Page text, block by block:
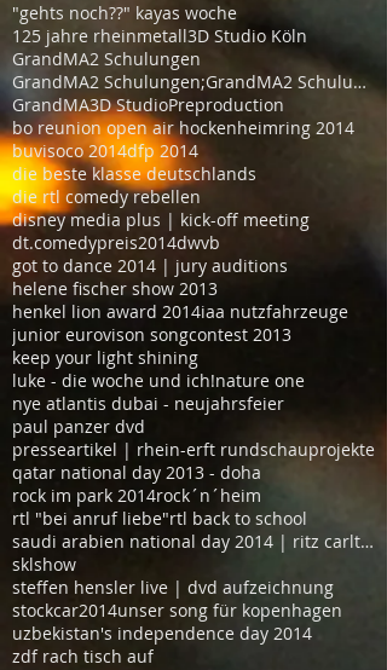
"gehts noch??" kayas woche
125 jahre rheinmetall3D Studio Köln
GrandMA2 Schulungen
GrandMA2 Schulungen;GrandMA2 Schulungen Köln
GrandMA3D StudioPreproduction
bo reunion open air hockenheimring 2014
buvisoco 2014dfp 2014
die beste klasse deutschlands
die rtl comedy rebellen
disney media plus | kick-off meeting
dt.comedypreis2014dwvb
got to dance 2014 | jury auditions
helene fischer show 2013
henkel lion award 2014iaa nutzfahrzeuge
junior eurovison songcontest 2013
keep your light shining
luke - die woche und ich!nature one
nye atlantis dubai - neujahrsfeier
paul panzer dvd
presseartikel | rhein-erft rundschauprojekte
qatar national day 2013 - doha
rock im park 2014rock´n´heim
rtl "bei anruf liebe"rtl back to school
saudi arabien national day 2014 | ritz carlton hot
sklshow
steffen hensler live | dvd aufzeichnung
stockcar2014unser song für kopenhagen
uzbekistan's independence day 2014
zdf rach tisch auf